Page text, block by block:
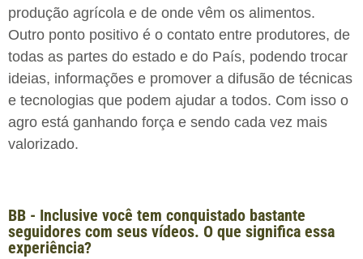
produção agrícola e de onde vêm os alimentos.
Outro ponto positivo é o contato entre produtores, de
todas as partes do estado e do País, podendo trocar
ideias, informações e promover a difusão de técnicas
e tecnologias que podem ajudar a todos. Com isso o
agro está ganhando força e sendo cada vez mais
valorizado.
BB - Inclusive você tem conquistado bastante
seguidores com seus vídeos. O que significa essa
experiência?